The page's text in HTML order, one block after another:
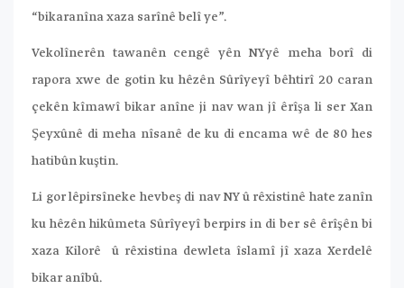
“bikaranîna xaza sarînê belî ye”.
Vekolînerên tawanên cengê yên NYyê meha borî di
rapora xwe de gotin ku hêzên Sûrîyeyî bêhtirî 20 caran
çekên kîmawî bikar anîne ji nav wan jî êrîşa li ser Xan
Şeyxûnê di meha nîsanê de ku di encama wê de 80 hes
hatibûn kuştin.
Li gor lêpirsîneke hevbeş di nav NY û rêxistinê hate zanîn
ku hêzên hikûmeta Sûrîyeyî berpirs in di ber sê êrîşên bi
xaza Kilorê û rêxistina dewleta îslamî jî xaza Xerdelê
bikar anîbû.